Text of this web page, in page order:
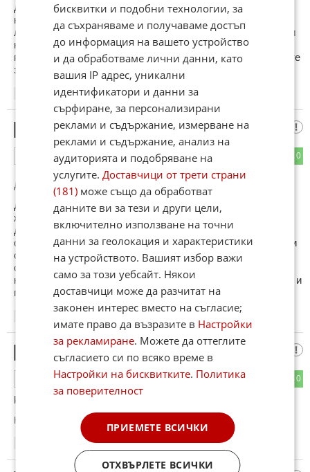
Да , криза е , беднотия е ! Но допустимо ли е при това
нямане управляващите да пилеят средства за нови
лимузини ,за "творчески проекти" за "неотложни"ремонти и
куп още неща с парите от които биха могли да се
подпомогнат и майките и крайно нуждаещите се и домовете
за сираци и и и и ................!!! Може но явно няма желание .
04.01.2013
Воин
0
ОТГОВОР
До коментар #1
Детето било искало...Така ли трябва да му задоволиш
желанието? С кражба? След това сигурно ще очакваш то
да стане добър гражданин и да уважава родителите си. В
столицата ли няма пари? Вземат 2 пъти по-големи заплати
от нас във Варна например. Да се хване на работа и да се
спасява, защото иначе се приравнява до цигани с тези
кражби. А в случай, че Е циганка - направо и нея, и чевето и
по 1 куршум, че струва стотинки!
крадец
0
ОТГОВОР
koйто краде за да се храни не е крадец
Коментиран от #6
бисквитки и подобни технологии, за
да съхраняваме и получаваме достъп
до информация на вашето устройство
и да обработваме лични данни, като
вашия IP адрес, уникални
идентификатори и данни за
сърфиране, за персонализирани
реклами и съдържание, измерване на
реклами и съдържание, анализ на
аудиторията и подобряване на
услугите.Доставчици от трети страни
(181) може също да обработват
данните ви за тези и други цели,
включително използване на точни
данни за геолокация и характеристики
на устройството. Вашият избор важи
само за този уебсайт. Някои
доставчици може да разчитат на
законен интерес вместо на съгласие;
имате право да възразите в Настройки
за рекламиране. Можете да оттеглите
съгласието си по всяко време в
Настройки на бисквитките. Политика
за поверителност
ПРИЕМЕТЕ ВСИЧКИ
ОТХВЪРЛЕТЕ ВСИЧКИ